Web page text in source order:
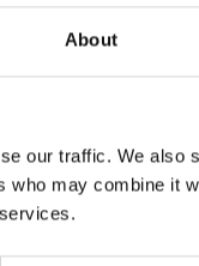
About
our traffic. We also
who may combine it
incentivi alla
coinvolgente,